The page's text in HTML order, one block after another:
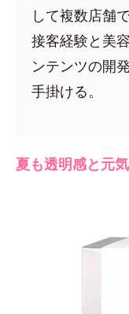
して複数店舗
接客経験と美
ンテンツの開
手掛ける。
夏も透明感と元